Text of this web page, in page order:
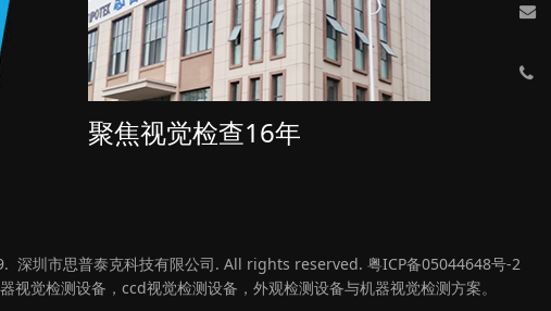
聚焦视觉检查16年
深圳市思普泰克科技有限公司. All rights reserved. 粤ICP备05044648号-2
视觉检测设备 ，ccd视觉检测设备，外观检测设备与机器视觉检测方案。